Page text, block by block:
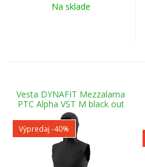
Na sklade
Vesta DYNAFIT Mezzalama
PTC Alpha VST M black out
Výpredaj -40%